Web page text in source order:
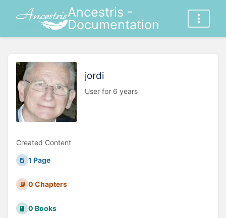
Ancestris -
Documentation
jordi
User for 6 years
Created Content
1 Page
0 Chapters
0 Books